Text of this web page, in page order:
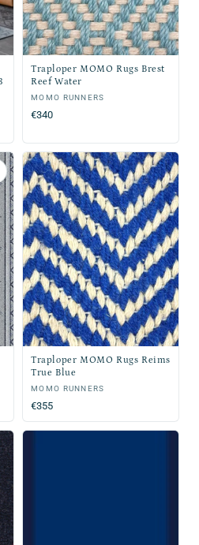
Traploper MOMO Rugs Brest
Reef Water
Verkoper:
MOMO RUNNERS
Normale
€340
Traploper MOMO Rugs Reims
True Blue
Verkoper:
MOMO RUNNERS
Normale
prijs
€355